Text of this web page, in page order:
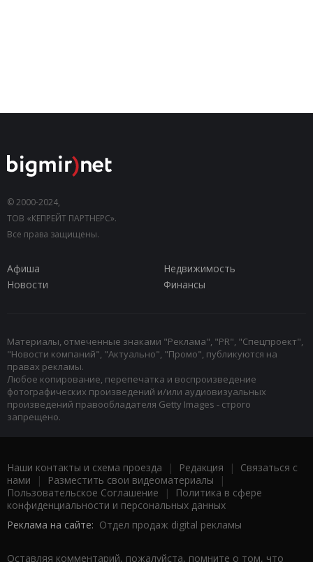
© 2000-2024,
ТОВ «КЕПРЕЙТ ПАРТНЕРС».
Все права защищены.
Афиша
Недвижимость
Новости
Финансы
Материалы, отмеченные знаками "Реклама", "PR", "Спецпроект",
"Новости компаний", "Актуально", "Промо", публикуются на
правах рекламы.
Любое копирование, перепечатка и воспроизведение
фотографических произведений и/или аудиовизуальных
произведений правообладателя Getty Images - строго
запрещено.
Наши контакты и схема проезда | Редакция | Связаться с
нами | Разместить свои видеоматериалы |
Пользовательское Соглашение |
Политика в сфере
конфиденциальности и персональных данных
Реклама на сайте: Отдел продаж digital рекламы
Оставляя комментарий, пожалуйста, помните о том, что